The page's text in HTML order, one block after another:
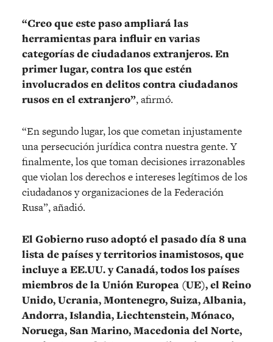
“Creo que este paso ampliará las
herramientas para influir en varias
categorías de ciudadanos extranjeros. En
primer lugar, contra los que estén
involucrados en delitos contra ciudadanos
rusos en el extranjero”, afirmó.
“En segundo lugar, los que cometan injustamente
una persecución jurídica contra nuestra gente. Y
finalmente, los que toman decisiones irrazonables
que violan los derechos e intereses legítimos de los
ciudadanos y organizaciones de la Federación
Rusa”, añadió.
El Gobierno ruso adoptó el pasado día 8 una
lista de países y territorios inamistosos, que
incluye a EE.UU. y Canadá, todos los países
miembros de la Unión Europea (UE), el Reino
Unido, Ucrania, Montenegro, Suiza, Albania,
Andorra, Islandia, Liechtenstein, Mónaco,
Noruega, San Marino, Macedonia del Norte,